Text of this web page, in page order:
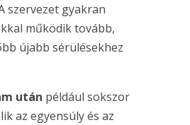
szervezet gyakran
működik tovább,
újabb sérülésekhez
után például sokszor
az egyensúly és az